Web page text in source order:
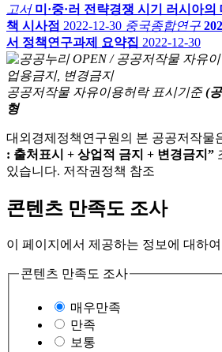
고서 미·중·러 전략경쟁 시기 러시아
책 시사점 2022-12-30 중국종합연구
서 정책연구과제 요약집 2022-12-30
공공저작물 자유이용허락 표시기준 (
형
대외경제정책연구원의 본 공공저작물
: 출처표시 + 상업적 금지 + 변경금지”
있습니다. 저작권정책 참조
콘텐츠 만족도 조사
이 페이지에서 제공하는 정보에 대하
콘텐츠 만족도 조사
매우만족
만족
보통